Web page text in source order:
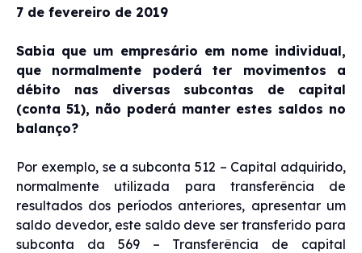
7 de fevereiro de 2019
Sabia que um empresário em nome individual,
que normalmente poderá ter movimentos a
débito nas diversas subcontas de capital
(conta 51), não poderá manter estes saldos no
balanço?
Por exemplo, se a subconta 512 – Capital adquirido,
normalmente utilizada para transferência de
resultados dos períodos anteriores, apresentar um
saldo devedor, este saldo deve ser transferido para
subconta da 569 – Transferência de capital